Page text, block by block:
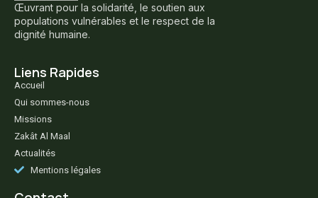
Œuvrant pour la solidarité, le soutien aux
populations vulnérables et le respect de la
dignité humaine.
Liens Rapides
Accueil
Qui sommes-nous
Missions
Zakât Al Maal
Actualités
Mentions légales